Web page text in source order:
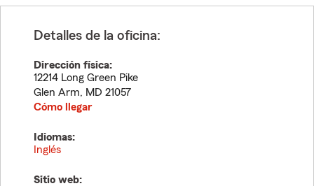
Detalles de la oficina:
Dirección física:
12214 Long Green Pike
Glen Arm, MD 21057
Cómo llegar
Idiomas:
Inglés
Sitio web: